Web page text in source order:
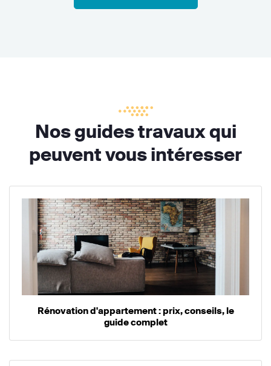
Nos guides travaux qui
peuvent vous intéresser
Rénovation d'appartement : prix, conseils, le
guide complet